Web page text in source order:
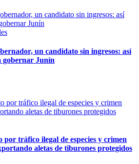
un candidato sin ingresos: así
gobernar Junín
por tráfico ilegal de especies y crimen
aletas de tiburones protegidos